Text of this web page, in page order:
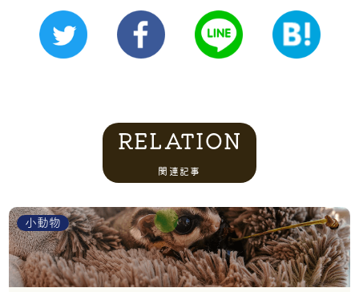
RELATION
関連記事
小動物